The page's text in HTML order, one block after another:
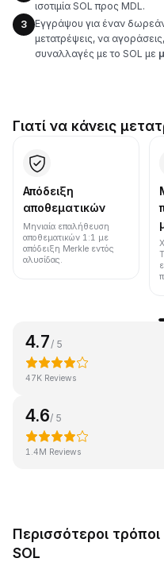
ισοτιμία SOL προς MDL.
3
Εγγράψου για έναν
μετατρέψεις, να
συναλλαγές με το SOL με
Γιατί να κάνεις
Απόδειξη
αποθεματικών
Μηνιαία επαλήθευση
αποθεματικών 1:1 με
απόδειξη Merkle εντός
αλυσίδας.
4.7/ 5
47K Reviews
4.6/ 5
1.4M Reviews
Περισσότεροι
SOL